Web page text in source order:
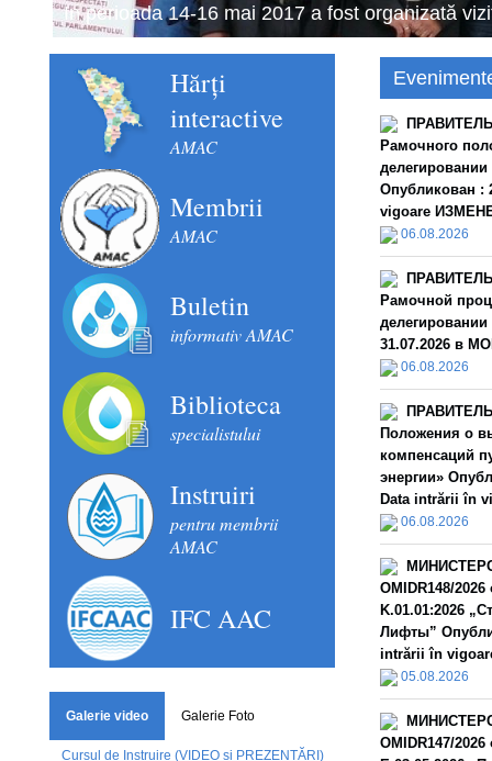
septembrie 2018).
Hărți
interactive
AMAC
Membrii
AMAC
Buletin
informativ AMAC
Biblioteca
specialistului
Instruiri
pentru membrii
AMAC
IFC AAC
Galerie video Galerie Foto
Cursul de Instruire (VIDEO și PREZENTĂRI)
Рамочного
Опубликован :
vigoare
06.08.2026
Рамочной
31.07.2026 в
06.08.2026
Положения о
компенсаций
энергии»
Data intrării în
06.08.2026
OMIDR148/
K.01.01:2026
Лифты”
intrării în
05.08.2026
OMIDR147/